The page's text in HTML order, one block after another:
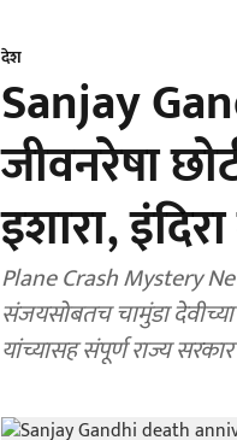
देश
Sanjay
जीवनरेषा
इशारा,
Plane Crash Mystery
संजयसोबतच चामुंडा देवीच्या
यांच्यासह संपूर्ण राज्य